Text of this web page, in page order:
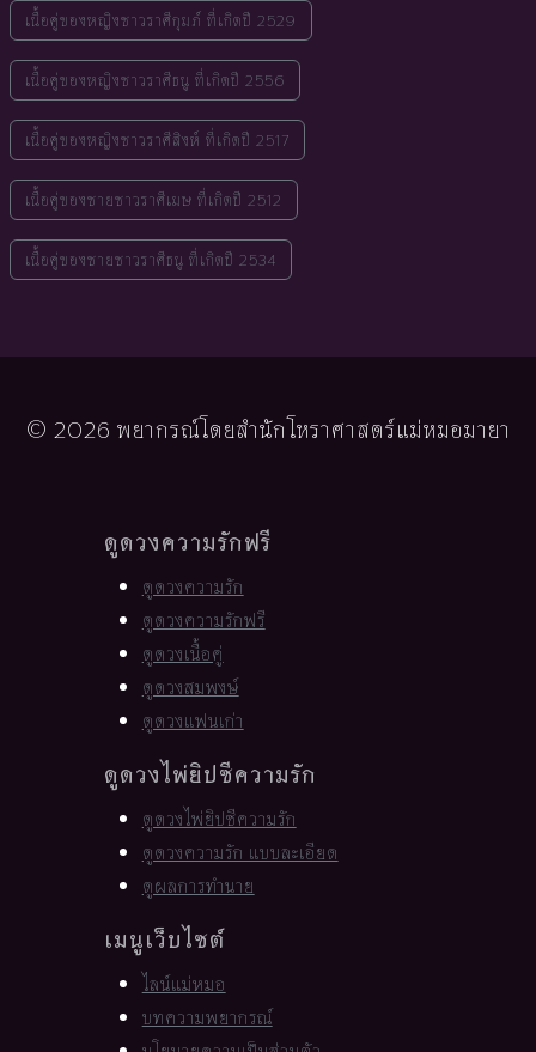
เนื้อคู่ของหญิงชาวราศีกุมภ์ ที่เกิดปี 2529
เนื้อคู่ของหญิงชาวราศีธนู ที่เกิดปี 2556
เนื้อคู่ของหญิงชาวราศีสิงห์ ที่เกิดปี 2517
เนื้อคู่ของชายชาวราศีเมษ ที่เกิดปี 2512
เนื้อคู่ของชายชาวราศีธนู ที่เกิดปี 2534
© 2026 พยากรณ์โดยสำนักโหราศาสตร์แม่หมอมายา
ดูดวงความรักฟรี
ดูดวงความรัก
ดูดวงความรักฟรี
ดูดวงเนื้อคู่
ดูดวงสมพงษ์
ดูดวงแฟนเก่า
ดูดวงไพ่ยิปซีความรัก
ดูดวงไพ่ยิปซีความรัก
ดูดวงความรัก แบบละเอียด
ดูผลการทำนาย
เมนูเว็บไซต์
ไลน์แม่หมอ
บทความพยากรณ์